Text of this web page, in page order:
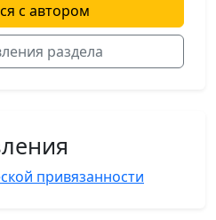
с автором
раздела
привязанности